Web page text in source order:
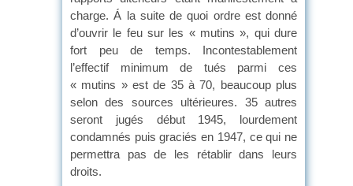
charge. Á la suite de quoi ordre est donné
d’ouvrir le feu sur les « mutins », qui dure
fort peu de temps. Incontestablement
l’effectif minimum de tués parmi ces
« mutins » est de 35 à 70, beaucoup plus
selon des sources ultérieures. 35 autres
seront jugés début 1945, lourdement
condamnés puis graciés en 1947, ce qui ne
permettra pas de les rétablir dans leurs
droits.